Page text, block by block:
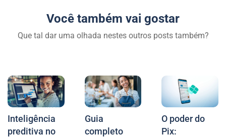
Você também vai gostar
Que tal dar uma olhada nestes outros posts também?
Inteligência
preditiva no
Guia
completo
O poder do
Pix: